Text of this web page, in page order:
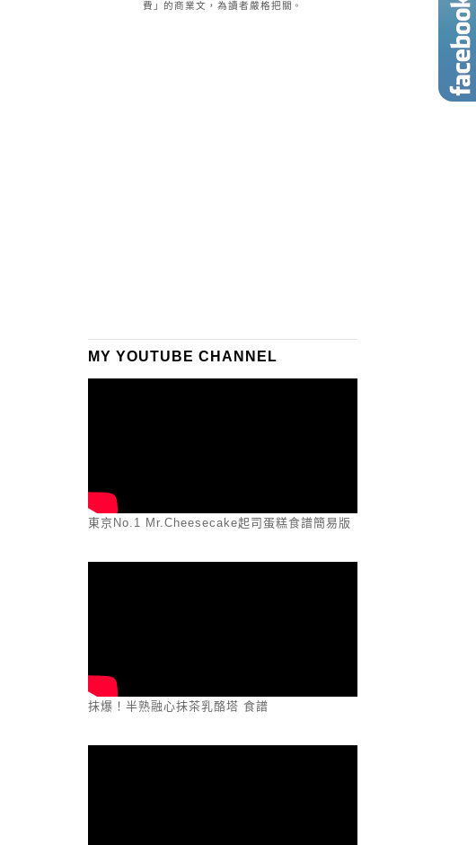
費」的商業文，為讀者嚴格把關。
MY YOUTUBE CHANNEL
東京No.1 Mr.Cheesecake起司蛋糕食譜簡易版
抹爆！半熟融心抹茶乳酪塔 食譜